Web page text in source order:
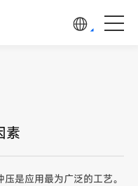
素
是应用最为广泛的工艺。